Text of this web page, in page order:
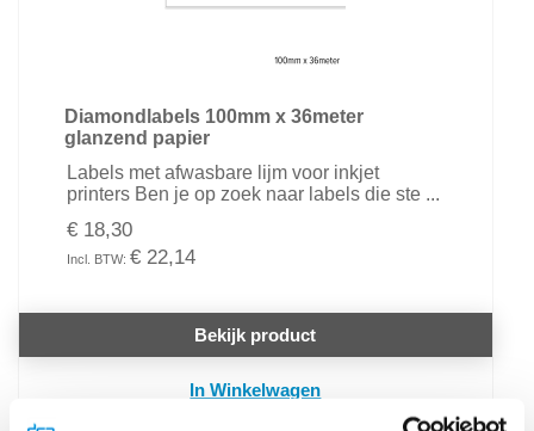
Diamondlabels 100mm x 36meter
glanzend papier
Labels met afwasbare lijm voor inkjet
printers Ben je op zoek naar labels die ste ...
€ 18,30
€ 22,14
Bekijk product
In Winkelwagen